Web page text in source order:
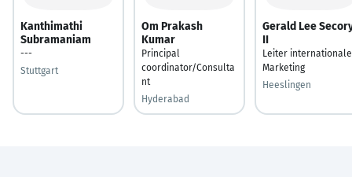
Kanthimathi
Subramaniam
---
Stuttgart
Om Prakash
Kumar
Principal
coordinator/Consulta
nt
Hyderabad
Gerald Lee
II
Leiter
Marketing
Heeslingen